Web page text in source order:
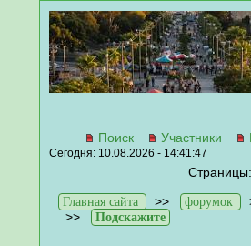
Поиск Участники
Сегодня: 10.08.2026 - 14:41:47
Главная сайта >> форумок
>> Подскажите